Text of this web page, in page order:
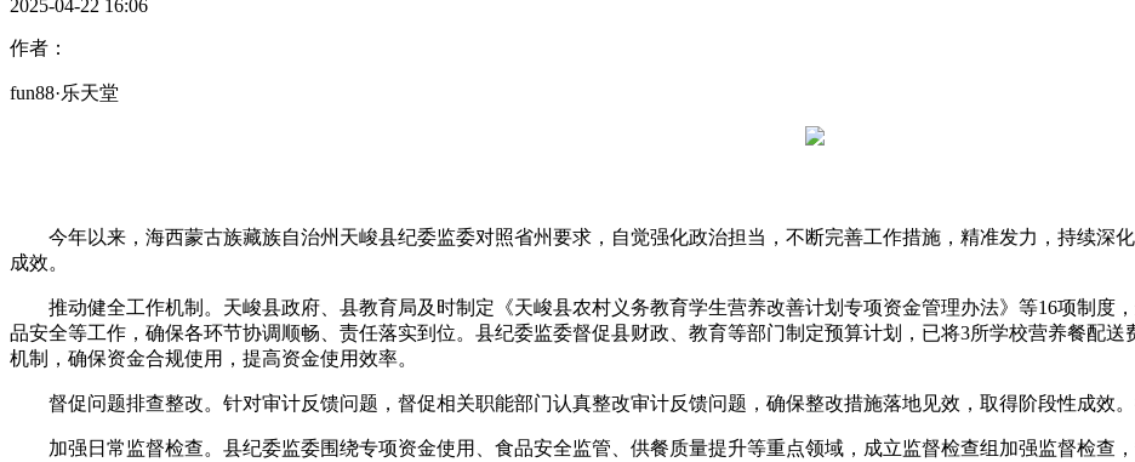
2025-04-22 16:06
作者：
fun88·乐天堂
今年以来，海西蒙古族藏族自治州天峻县纪委监委对照省州要求，自觉强化政治担当，不断完善工作措施，精准发力，持续深
成效。
推动健全工作机制。天峻县政府、县教育局及时制定《天峻县农村义务教育学生营养改善计划专项资金管理办法》等16项制度
品安全等工作，确保各环节协调顺畅、责任落实到位。县纪委监委督促县财政、教育等部门制定预算计划，已将3所学校营养餐配
机制，确保资金合规使用，提高资金使用效率。
督促问题排查整改。针对审计反馈问题，督促相关职能部门认真整改审计反馈问题，确保整改措施落地见效，取得阶段性成效。
加强日常监督检查。县纪委监委围绕专项资金使用、食品安全监管、供餐质量提升等重点领域，成立监督检查组加强监督检查，